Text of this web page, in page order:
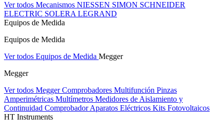
Ver todos Mecanismos NIESSEN SIMON SCHNEIDER
ELECTRIC SOLERA LEGRAND
Equipos de Medida
Equipos de Medida
Ver todos Equipos de Medida Megger
Megger
Ver todos MeggerComprobadores Multifunción Pinzas
Amperimétricas Multímetros Medidores de Aislamiento y
Continuidad Comprobador Aparatos Eléctricos Kits Fotovoltaicos
HT Instruments